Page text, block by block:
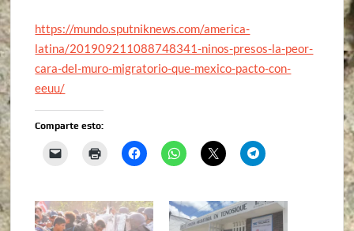
https://mundo.sputniknews.com/america-
latina/201909211088748341-ninos-presos-la-peor-
cara-del-muro-migratorio-que-mexico-pacto-con-
eeuu/
Comparte esto: